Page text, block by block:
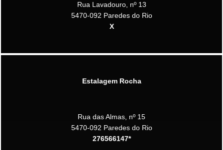
Rua Lavadouro, nº 13
5470-092 Paredes do Rio
X
Estalagem Rocha
Rua das Almas, nº 15
5470-092 Paredes do Rio
276566147*